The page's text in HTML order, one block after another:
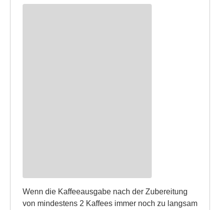
Wenn die Kaffeeausgabe nach der Zubereitung
von mindestens 2 Kaffees immer noch zu langsam